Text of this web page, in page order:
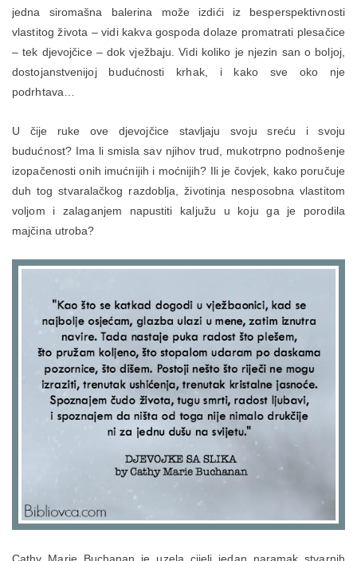
jedna siromašna balerina može izdići iz besperspektivnosti
vlastitog života – vidi kakva gospoda dolaze promatrati plesačice
– tek djevojčice – dok vježbaju. Vidi koliko je njezin san o boljoj,
dostojanstvenijoj budućnosti krhak, i kako sve oko nje
podrhtava…
U čije ruke ove djevojčice stavljaju svoju sreću i svoju
budućnost? Ima li smisla sav njihov trud, mukotrpno podnošenje
izopačenosti onih imućnijih i moćnijih? Ili je čovjek, kako poručuje
duh tog stvaralačkog razdoblja, životinja nesposobna vlastitom
voljom i zalaganjem napustiti kaljužu u koju ga je porodila
majčina utroba?